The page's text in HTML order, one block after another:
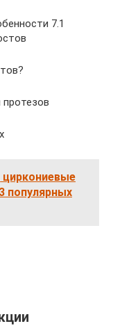
7.1
циркониевые
популярных